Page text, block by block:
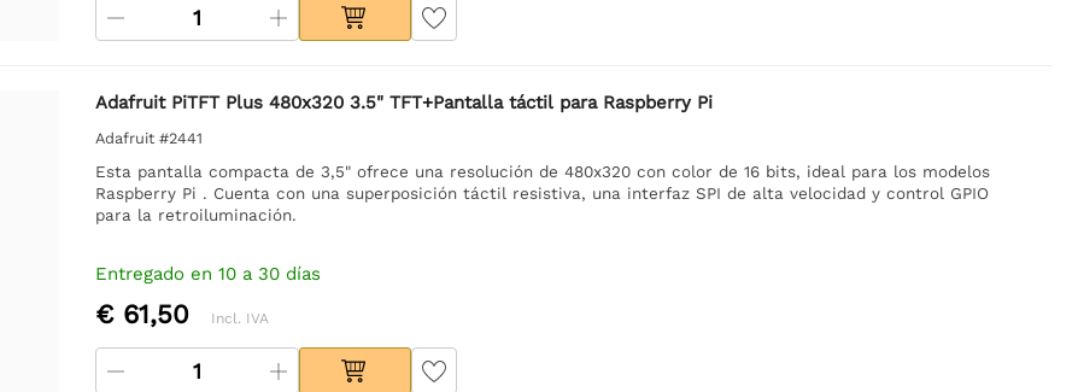
Adafruit PiTFT Plus 480x320 3.5" TFT+Pantalla táctil para Raspberry Pi
Adafruit #2441
Esta pantalla compacta de 3,5" ofrece una resolución de 480x320 con color de 16 bits, ideal para los modelos
Raspberry Pi . Cuenta con una superposición táctil resistiva, una interfaz SPI de alta velocidad y control GPIO
para la retroiluminación.
Entregado en 10 a 30 días
€ 61,50 Incl. IVA